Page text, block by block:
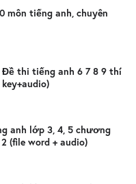
môn tiếng anh, chuyên
thi tiếng anh 6 7 8 9 thí
anh lớp 3, 4, 5 chương
(file word + audio)